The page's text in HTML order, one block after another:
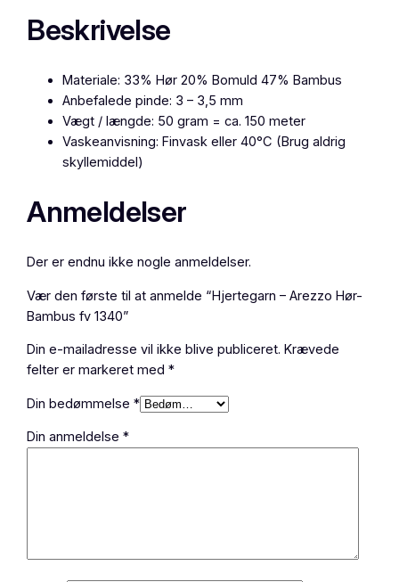
H
r
B
a
b
u
s
v
n
Beskrivelse
Materiale: 33% Hør 20% Bomuld 47% Bambus
Anbefalede pinde: 3 – 3,5 mm
Vægt / længde: 50 gram = ca. 150 meter
Vaskeanvisning: Finvask eller 40°C (Brug aldrig
skyllemiddel)
Anmeldelser
Der er endnu ikke nogle anmeldelser.
Vær den første til at anmelde “Hjertegarn – Arezzo Hør-
Bambus fv 1340”
Din e-mailadresse vil ikke blive publiceret. Krævede
felter er markeret med*
Din bedømmelse*
Din anmeldelse*